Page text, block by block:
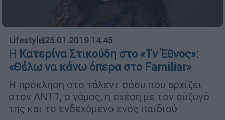
Lifestyle|25.01.2019 14:45
Η Κατερίνα Στικούδη στο «Τv Έθνος»:
«Θέλω να κάνω όπερα στο Familiar»
Η πρόκληση στο τάλεντ σόου που αρχίζει
στον ΑΝΤ1, ο γάμος, η σχέση με τον σύζυγό
της και το ενδεχόμενο ενός παιδιού